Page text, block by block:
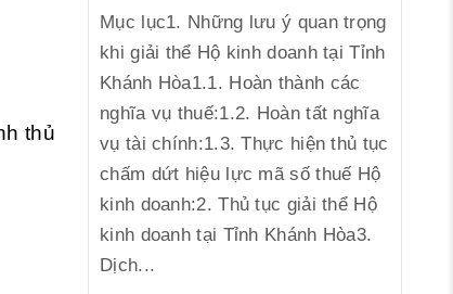
thủ
Mục lục1. Những lưu ý quan trọng
khi giải thể Hộ kinh doanh tại Tỉnh
Khánh Hòa1.1. Hoàn thành các
nghĩa vụ thuế:1.2. Hoàn tất nghĩa
vụ tài chính:1.3. Thực hiện thủ tục
chấm dứt hiệu lực mã số thuế Hộ
kinh doanh:2. Thủ tục giải thể Hộ
kinh doanh tại Tỉnh Khánh Hòa3.
Dịch...